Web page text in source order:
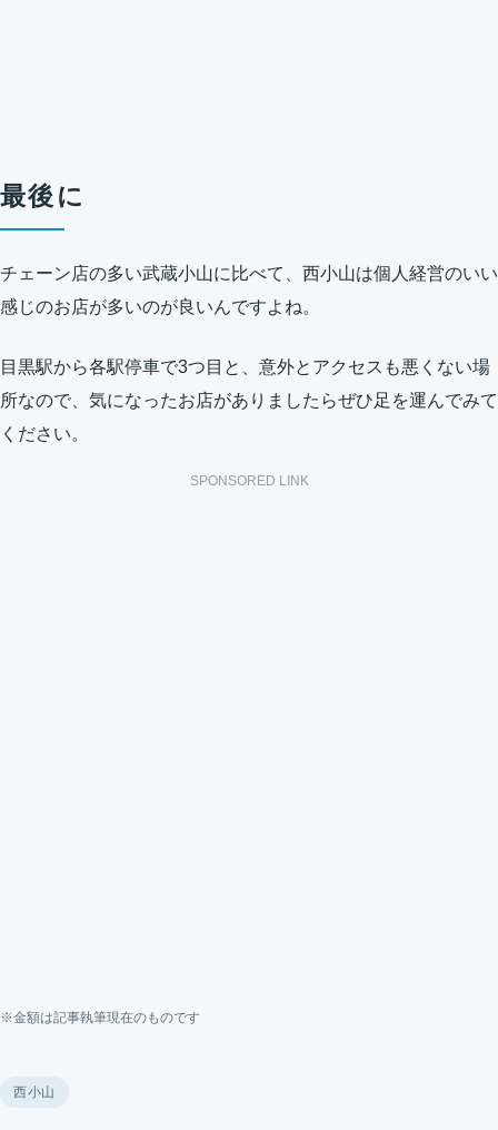
最後に
チェーン店の多い武蔵小山に比べて、西小山は個人経営のいい
感じのお店が多いのが良いんですよね。
目黒駅から各駅停車で3つ目と、意外とアクセスも悪くない場
所なので、気になったお店がありましたらぜひ足を運んでみて
ください。
SPONSORED LINK
※金額は記事執筆現在のものです
西小山